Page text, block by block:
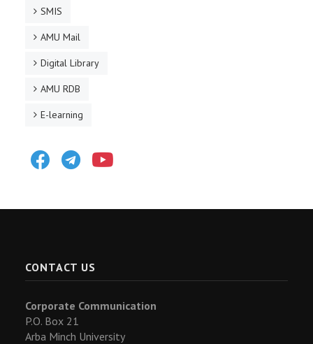
SMIS
AMU Mail
Digital Library
AMU RDB
E-learning
FacebookTelegram
CONTACT US
Corporate Communication
P.O. Box 21
Arba Minch University